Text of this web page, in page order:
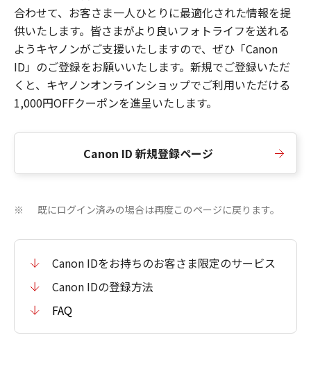
合わせて、お客さま一人ひとりに最適化された情報を提
供いたします。皆さまがより良いフォトライフを送れる
ようキヤノンがご支援いたしますので、ぜひ「Canon
ID」のご登録をお願いいたします。新規でご登録いただ
くと、キヤノンオンラインショップでご利用いただける
1,000円OFFクーポンを進呈いたします。
Canon ID 新規登録ページ
※ 既にログイン済みの場合は再度このページに戻ります。
Canon IDをお持ちのお客さま限定のサービス
Canon IDの登録方法
FAQ